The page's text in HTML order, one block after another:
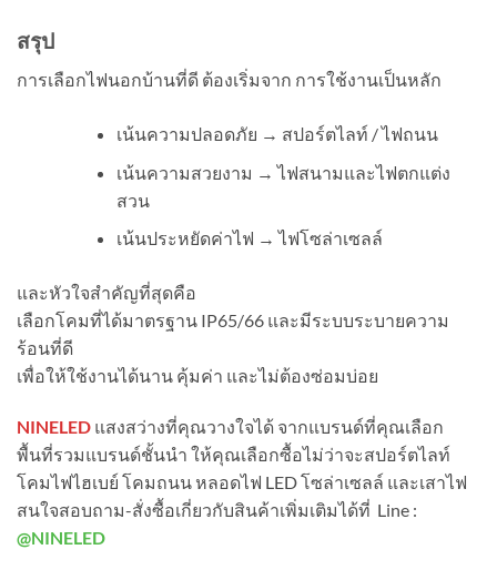
สรุป
การเลือกไฟนอกบ้านที่ดี ต้องเริ่มจาก การใช้งานเป็นหลัก
เน้นความปลอดภัย → สปอร์ตไลท์ / ไฟถนน
เน้นความสวยงาม → ไฟสนามและไฟตกแต่ง
สวน
เน้นประหยัดค่าไฟ → ไฟโซล่าเซลล์
และหัวใจสำคัญที่สุดคือ
เลือกโคมที่ได้มาตรฐาน IP65/66 และมีระบบระบายความ
ร้อนที่ดี
เพื่อให้ใช้งานได้นาน คุ้มค่า และไม่ต้องซ่อมบ่อย
NINELED แสงสว่างที่คุณวางใจได้ จากแบรนด์ที่คุณเลือก
พื้นที่รวมแบรนด์ชั้นนำ ให้คุณเลือกซื้อไม่ว่าจะสปอร์ตไลท์
โคมไฟไฮเบย์ โคมถนน หลอดไฟ LED โซล่าเซลล์ และเสาไฟ
สนใจสอบถาม-สั่งซื้อเกี่ยวกับสินค้าเพิ่มเติมได้ที่ Line :
@NINELED